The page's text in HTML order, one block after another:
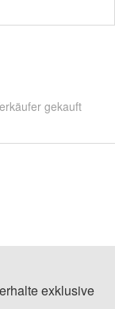
gekauft
exklusive